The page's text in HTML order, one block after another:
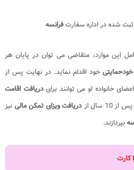
شده در اداره سفارتفرانسه
این موارد، متقاضی می توان در پایان هر
خود اقدام نماید. در نهایت پس از
دریافت اقامت
سال از
دریافت ویزای تمکن مالی نیز
بپردازند.
کارت